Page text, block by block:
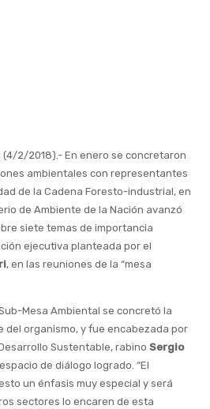
(4/2/2018).- En enero se concretaron
ambientales con representantes
de la Cadena Foresto-industrial, en
de Ambiente de la Nación avanzó
siete temas de importancia
ejecutiva planteada por el
, en las reuniones de la “mesa
Mesa Ambiental se concretó la
del organismo, y fue encabezada por
Sustentable, rabino Sergio
de diálogo logrado. “El
un énfasis muy especial y será
sectores lo encaren de esta